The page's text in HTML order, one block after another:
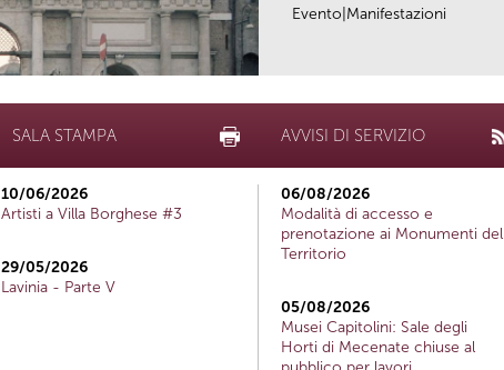
Evento|Manifestazioni
SALA STAMPA
10/06/2026
Artisti a Villa Borghese #3
29/05/2026
Lavinia - Parte V
AVVISI DI SERVIZIO
06/08/2026
Modalità di accesso e
prenotazione ai Monumenti del
Territorio
05/08/2026
Musei Capitolini: Sale degli
Horti di Mecenate chiuse al